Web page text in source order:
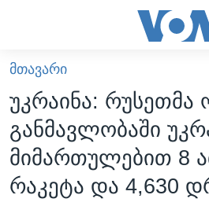
გადადით
მთავარზე
გადადით
მთავარ
ნავიგაციაზე
გადადით
ძიებაზე
ᲐᲮᲐᲚᲘ ᲐᲛᲑᲔᲑᲘ
ᲡᲐᲥᲐᲠᲗᲕᲔᲚᲝ
ᲐᲨᲨ
ᲐᲨᲨ-ᲘᲡ ᲐᲠᲩᲔᲕᲜᲔᲑᲘ 2024
ᲛᲗᲐᲕᲐᲠᲘ
უკრაინა: რუსეთმა
განმავლობაში
მიმართულებით 8
რაკეტა და 4,630